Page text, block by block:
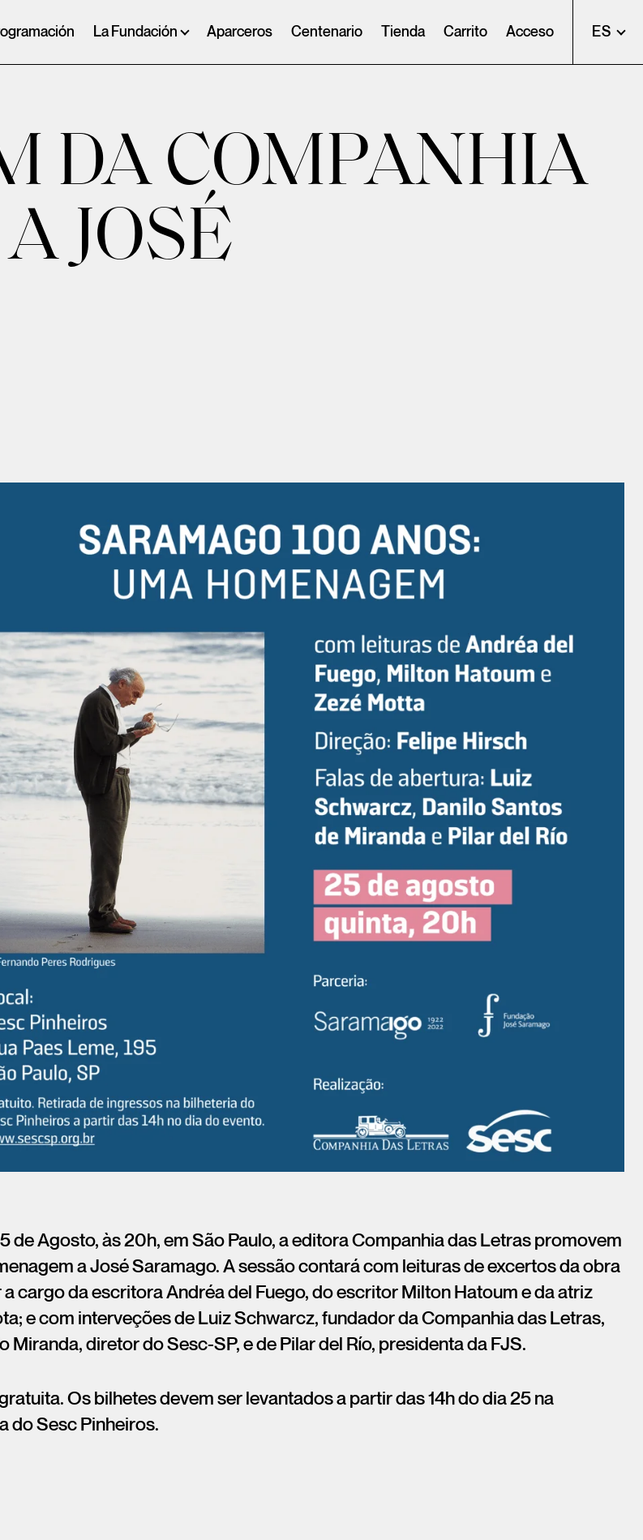
La Fundación Aparceros Centenario Tienda Carrito Acceso ES
DA COMPANHIA
JOSÉ
de Agosto, às 20h, em São Paulo, a editora Companhia das Letras promovem
a José Saramago. A sessão contará com leituras de excertos da obra
cargo da escritora Andréa del Fuego, do escritor Milton Hatoum e da atriz
e com interveções de Luiz Schwarcz, fundador da Companhia das Letras,
Miranda, diretor do Sesc-SP, e de Pilar del Río, presidenta da FJS.
Os bilhetes devem ser levantados a partir das 14h do dia 25 na
do Sesc Pinheiros.